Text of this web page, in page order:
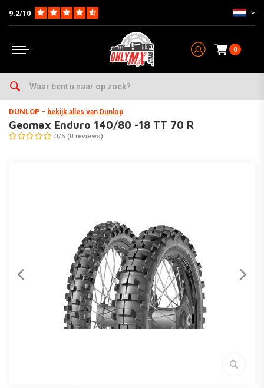
9.2/10
0
Home Onderhoud & Werkplaats
DUNLOP - bekijk alles van Dunlop
Geomax Enduro 140/80 -18 TT 70 R
0/5 (0 reviews)